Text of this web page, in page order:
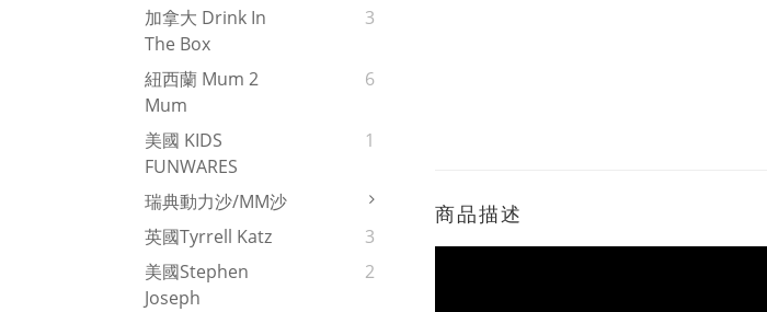
加拿大 Drink In
The Box
3
紐西蘭 Mum 2
Mum
6
美國 KIDS
FUNWARES
1
瑞典動力沙/MM沙
英國Tyrrell Katz
3
美國Stephen
Joseph
2
商品描述